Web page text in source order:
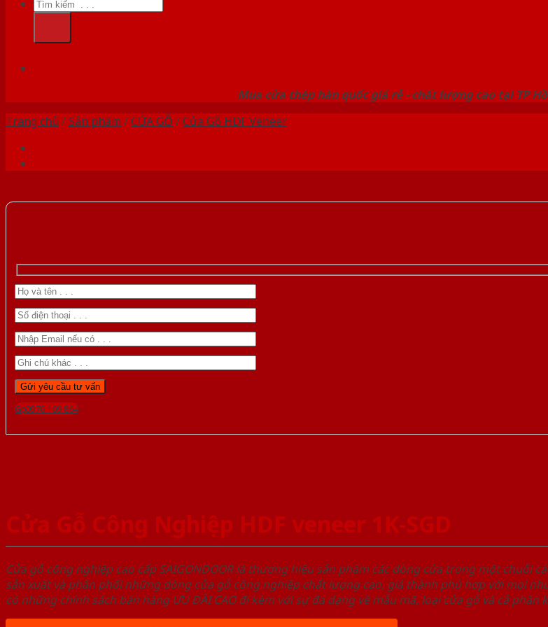
kiếm:
Mua cửa thép hàn quốc giá rẻ - chất lượng cao tại TP
Trang chủ /Sản phẩm /CỬA GỖ /Cửa Gỗ HDF Veneer
Gọi 0976.169.864
Cửa Gỗ Công Nghiệp HDF veneer 1K-SGD
Cửa gỗ công nghiệp cao cấp SAIGONDOOR là thương hiệu sản phẩm các dòng cửa trong một chuỗi
sản xuất và phân phối những dòng cửa gỗ công nghiệp chất lượng cao, giá thành phù hợp với mọi
có những chính sách bán hàng ƯU ĐÃI CAO đi kèm với sự đa dạng về mẫu mã, loại cửa gỗ và cả phân